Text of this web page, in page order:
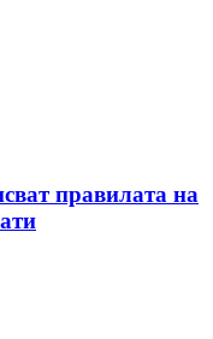
правилата на